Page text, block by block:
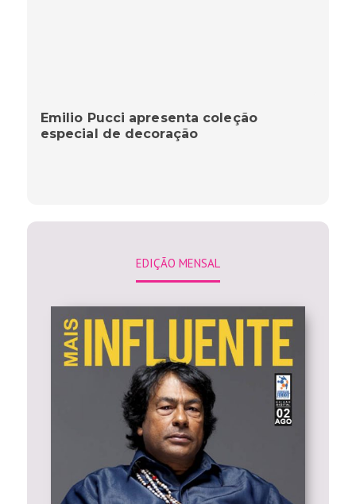
Emilio Pucci apresenta coleção
especial de decoração
EDIÇÃO MENSAL